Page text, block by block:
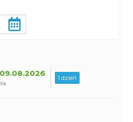
1 dzień